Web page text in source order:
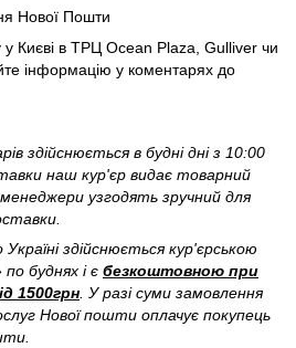
Нової Пошти
у Києві в ТРЦ Ocean Plaza, Gulliver чи
інформацію у коментарях до
здійснюється в будні дні з 10:00
наш кур'єр видає товарний
узгодять зручний для
здійснюється кур'єрською
буднях і є безкоштовною при
1500грн. У разі суми замовлення
Нової пошти оплачує покупець